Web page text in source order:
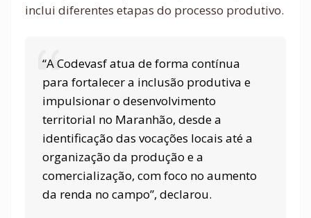
inclui diferentes etapas do processo produtivo.
“A Codevasf atua de forma contínua
para fortalecer a inclusão produtiva e
impulsionar o desenvolvimento
territorial no Maranhão, desde a
identificação das vocações locais até a
organização da produção e a
comercialização, com foco no aumento
da renda no campo”, declarou.